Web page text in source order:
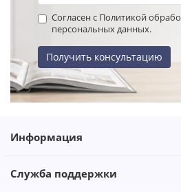
Согласен с Политикой
персональных данных.
Получить консультацию
Информация
Служба поддержки